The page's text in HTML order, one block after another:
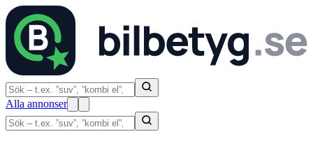
Alla annonser